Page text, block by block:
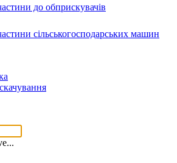
до обприскувачів
сільськогосподарських машин